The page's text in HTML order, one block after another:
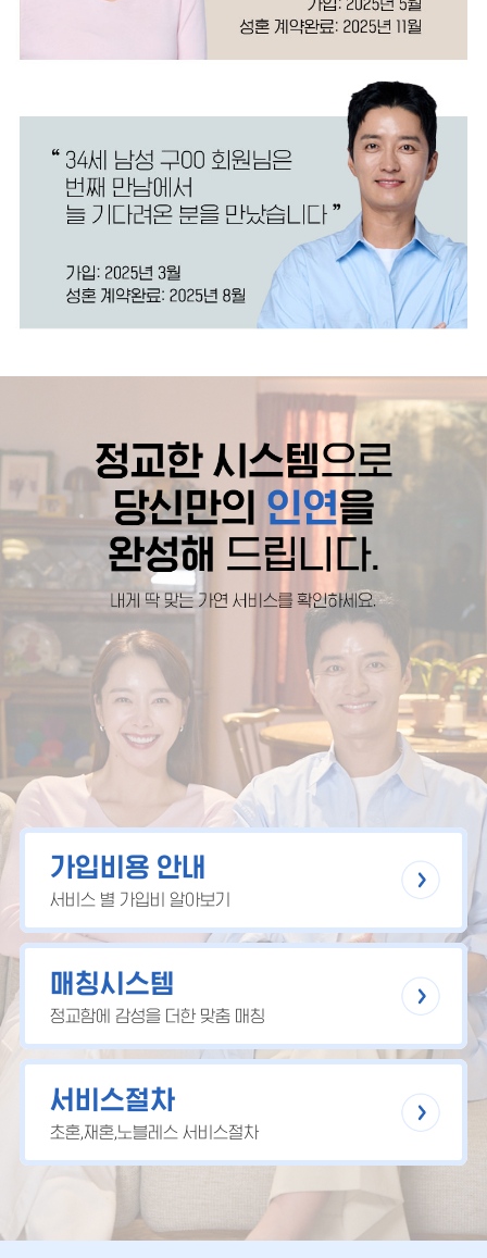
가입비용 안내
서비스 별 가입비 알아보기
매칭시스템
정교함에 감성을 더한 맞춤 매칭
서비스절차
초혼,재혼,노블레스 서비스절차